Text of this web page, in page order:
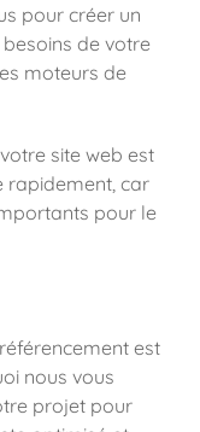
pour créer un
de votre
moteurs de
site web est
rapidement, car
pour le
est
nous vous
projet pour